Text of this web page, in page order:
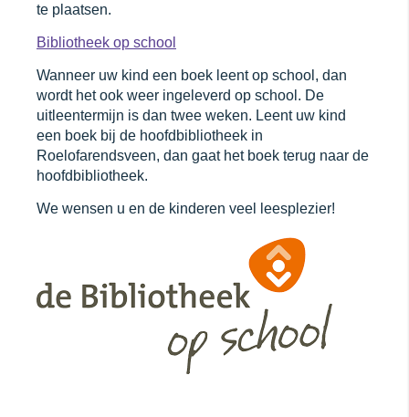
te plaatsen.
Bibliotheek op school
Wanneer uw kind een boek leent op school, dan
wordt het ook weer ingeleverd op school. De
uitleentermijn is dan twee weken. Leent uw kind
een boek bij de hoofdbibliotheek in
Roelofarendsveen, dan gaat het boek terug naar de
hoofdbibliotheek.
We wensen u en de kinderen veel leesplezier!